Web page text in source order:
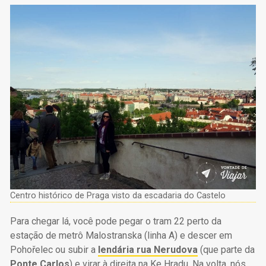
Centro histórico de Praga visto da escadaria do Castelo
Para chegar lá, você pode pegar o tram 22 perto da
estação de metrô Malostranska (linha A) e descer em
Pohořelec ou subir a lendária rua Nerudova(que parte da